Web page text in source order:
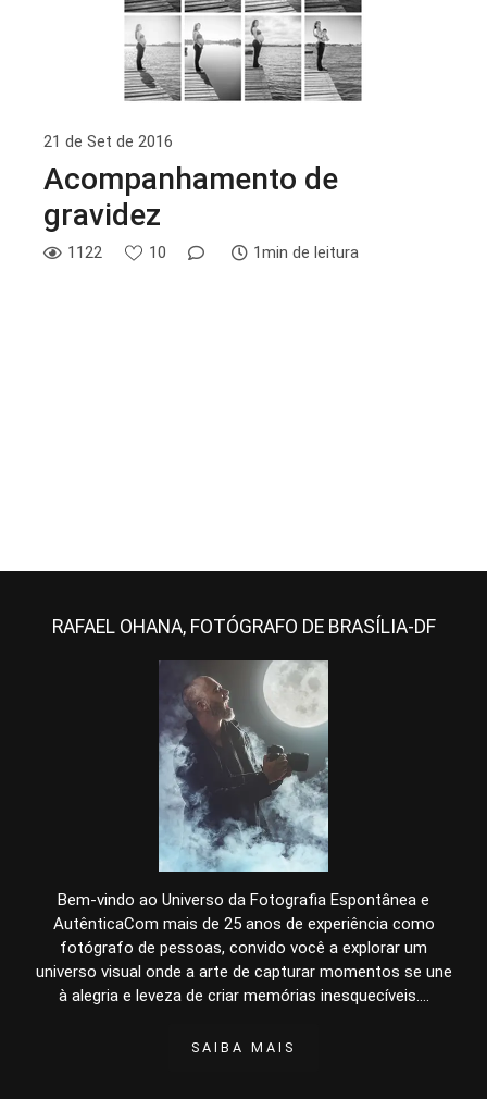
21 de Set de 2016
Acompanhamento de
gravidez
1122 10 1min de leitura
RAFAEL OHANA, FOTÓGRAFO DE BRASÍLIA-DF
Bem-vindo ao Universo da Fotografia Espontânea e
AutênticaCom mais de 25 anos de experiência como
fotógrafo de pessoas, convido você a explorar um
universo visual onde a arte de capturar momentos se une
à alegria e leveza de criar memórias inesquecíveis....
SAIBA MAIS